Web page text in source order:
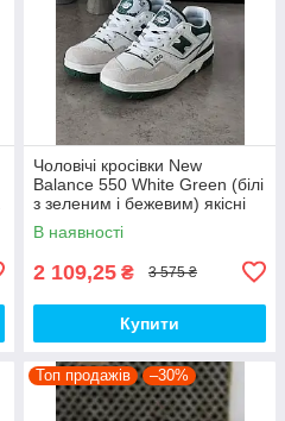
Чоловічі кросівки New
Balance 550 White Green (білі
з зеленим і бежевим) якісні
модні кроси NB020 топ
В наявності
2 109,25 ₴ 3 575 ₴
Купити
Топ продажів –30%